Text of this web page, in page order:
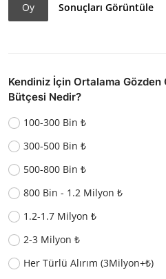
Oy Sonuçları Görüntüle
Kendiniz İçin Ortalama
Bütçesi Nedir?
100-300 Bin ₺
300-500 Bin ₺
500-800 Bin ₺
800 Bin - 1.2 Milyon ₺
1.2-1.7 Milyon ₺
2-3 Milyon ₺
Her Türlü Alırım (3Milyon+₺)